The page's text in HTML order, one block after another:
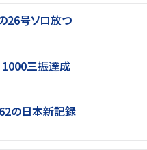
26号ソロ放つ
1000三振達成
の日本新記録